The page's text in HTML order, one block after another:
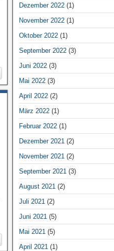
Dezember 2022(1)
November 2022(1)
Oktober 2022(1)
September 2022(3)
Juni 2022(3)
Mai 2022(3)
April 2022(2)
März 2022(1)
Februar 2022(1)
Dezember 2021(2)
November 2021(2)
September 2021(3)
August 2021(2)
Juli 2021(2)
Juni 2021(5)
Mai 2021(5)
April 2021(1)